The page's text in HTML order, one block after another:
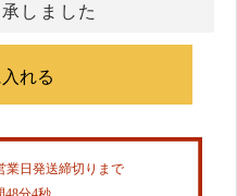
しました
業日発送締切りまで